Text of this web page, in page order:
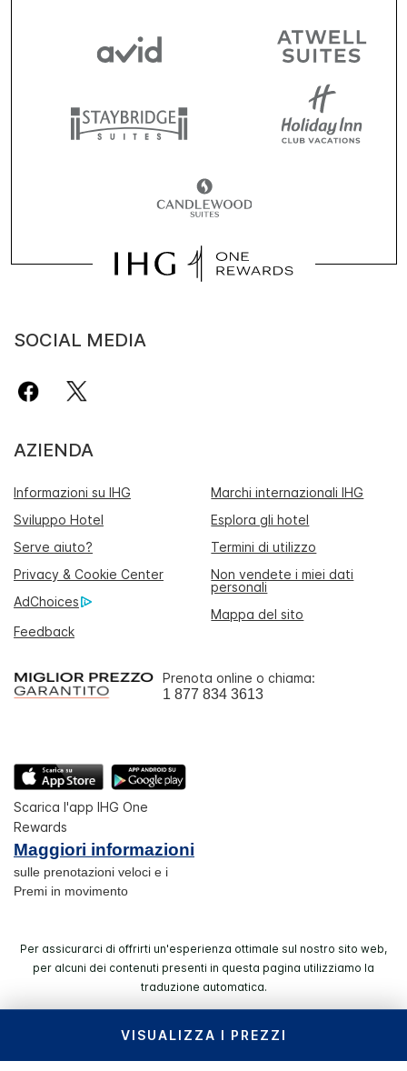
VISUALIZZA I PREZZI
SOCIAL MEDIA
AZIENDA
Informazioni su IHG
Marchi internazionali IHG
Sviluppo Hotel
Esplora gli hotel
Serve aiuto?
Termini di utilizzo
Privacy & Cookie Center
Non vendete i miei dati
personali
AdChoices
Mappa del sito
Feedback
Prenota online o chiama:
1 877 834 3613
Scarica l'app IHG One
Rewards
Maggiori informazioni
sulle prenotazioni veloci e i
Premi in movimento
Per assicurarci di offrirti un'esperienza ottimale sul nostro sito web,
per alcuni dei contenuti presenti in questa pagina utilizziamo la
traduzione automatica.